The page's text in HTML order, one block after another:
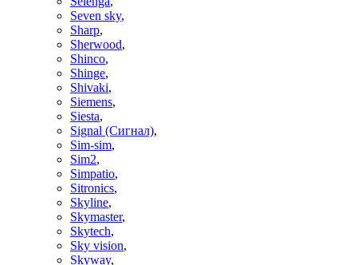
Seven sky,
Sharp,
Sherwood,
Shinco,
Shinge,
Shivaki,
Siemens,
Siesta,
Signal (Сигнал),
Sim-sim,
Sim2,
Simpatio,
Sitronics,
Skyline,
Skymaster,
Skytech,
Sky vision,
Skyway,